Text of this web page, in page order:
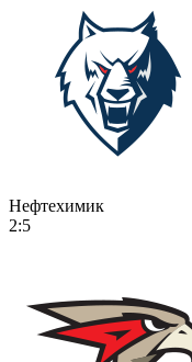
Нефтехимик
2:5